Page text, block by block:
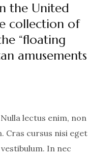
the United
collection of
“floating
amusements
lectus enim, non
Cras cursus nisi eget
In nec